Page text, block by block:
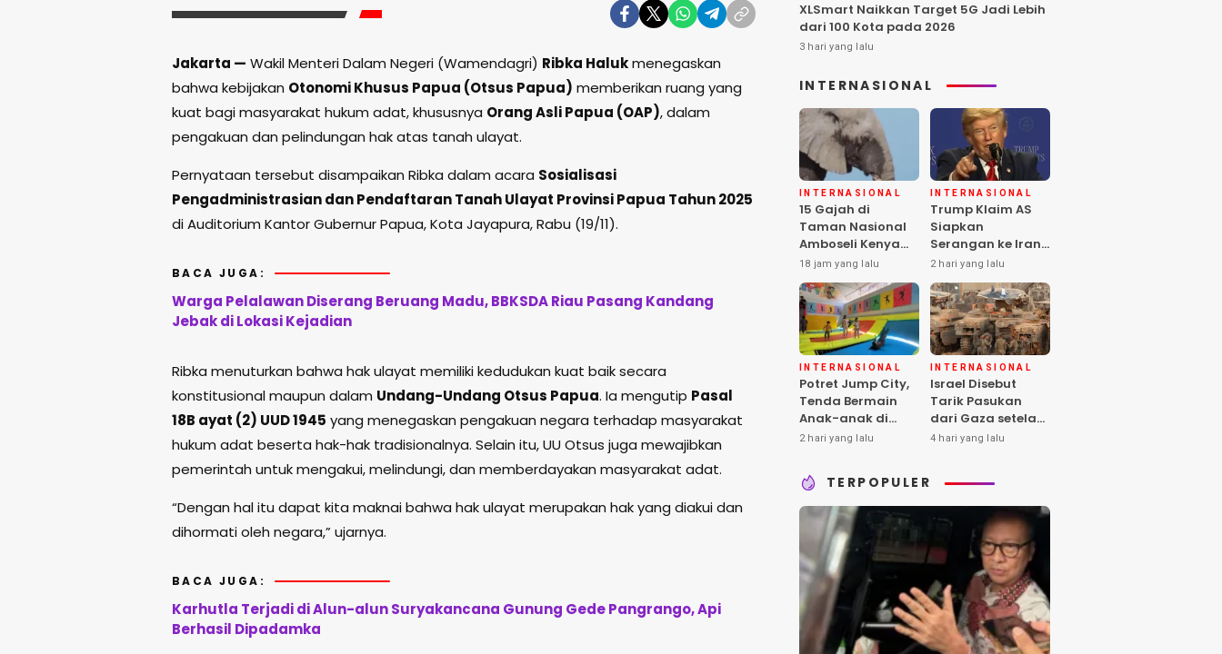
Jakarta — Wakil Menteri Dalam Negeri (Wamendagri) Ribka Halukmenegaskan
bahwa kebijakan Otonomi Khusus Papua (Otsus Papua) memberikan ruang yang
kuat bagi masyarakat hukum adat, khususnya Orang Asli Papua (OAP), dalam
pengakuan dan pelindungan hak atas tanah ulayat.
Pernyataan tersebut disampaikan Ribka dalam acara Sosialisasi
Pengadministrasian dan Pendaftaran Tanah Ulayat Provinsi Papua Tahun 2025
di Auditorium Kantor Gubernur Papua, Kota Jayapura, Rabu (19/11).
BACA JUGA:
Warga Pelalawan Diserang Beruang Madu, BBKSDA Riau Pasang Kandang
Jebak di Lokasi Kejadian
Ribka menuturkan bahwa hak ulayat memiliki kedudukan kuat baik secara
konstitusional maupun dalam Undang-Undang Otsus Papua. Ia mengutip Pasal
18B ayat (2) UUD 1945 yang menegaskan pengakuan negara terhadap masyarakat
hukum adat beserta hak-hak tradisionalnya. Selain itu, UU Otsus juga mewajibkan
pemerintah untuk mengakui, melindungi, dan memberdayakan masyarakat adat.
“Dengan hal itu dapat kita maknai bahwa hak ulayat merupakan hak yang diakui dan
dihormati oleh negara,” ujarnya.
BACA JUGA:
Karhutla Terjadi di Alun-alun Suryakancana Gunung Gede Pangrango, Api
Berhasil Dipadamka
XLSmart Naikkan Target 5G Jadi Lebih
dari 100 Kota pada 2026
3 hari yang lalu
INTERNASIONAL
INTERNASIONAL
15 Gajah di
Taman Nasional
Amboseli Kenya
Mati, Diduga
Keracunan
Pestisida
18 jam yang lalu
INTERNASIONAL
Trump Klaim AS
Siapkan
Serangan ke Iran
Terbesar sejak
Perang Dunia II
2 hari yang lalu
INTERNASIONAL
Potret Jump City,
Tenda Bermain
Anak-anak di
Tengah Perang
2 hari yang lalu
INTERNASIONAL
Israel Disebut
Tarik Pasukan
dari Gaza setelah
Hamas Selesai
4 hari yang lalu
TERPOPULER